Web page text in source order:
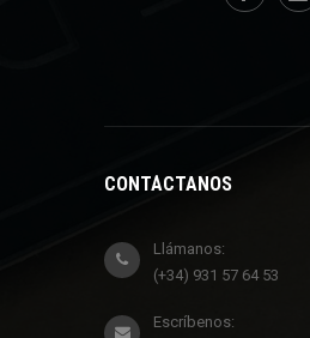
CONTÁCTANOS
Llámanos:
(+34) 931 57 64 53
Escríbenos: